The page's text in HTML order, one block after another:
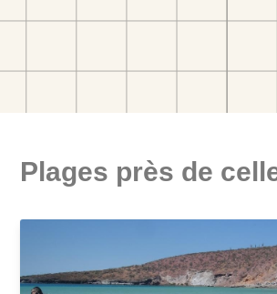
Plages près de